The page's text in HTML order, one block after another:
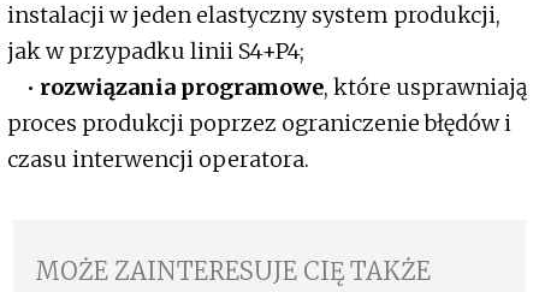
instalacji w jeden elastyczny system produkcji,
jak w przypadku linii S4+P4;
• rozwiązania programowe, które usprawniają
proces produkcji poprzez ograniczenie błędów i
czasu interwencji operatora.
MOŻE ZAINTERESUJE CIĘ TAKŻE